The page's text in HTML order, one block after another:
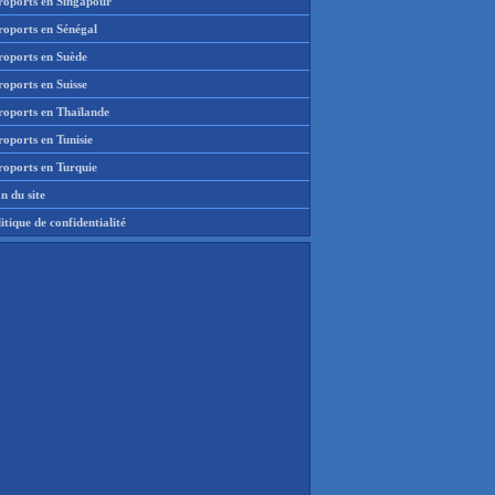
en Sénégal
en Suède
en Suisse
en Thaïlande
en Tunisie
en Turquie
du site
de confidentialité